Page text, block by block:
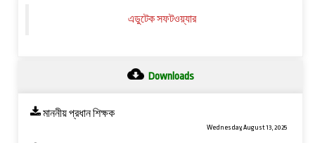
এডুটেক সফটওয়্যার
Downloads
মাননীয় প্রধান শিক্ষক
Wednesday, August 13, 2025